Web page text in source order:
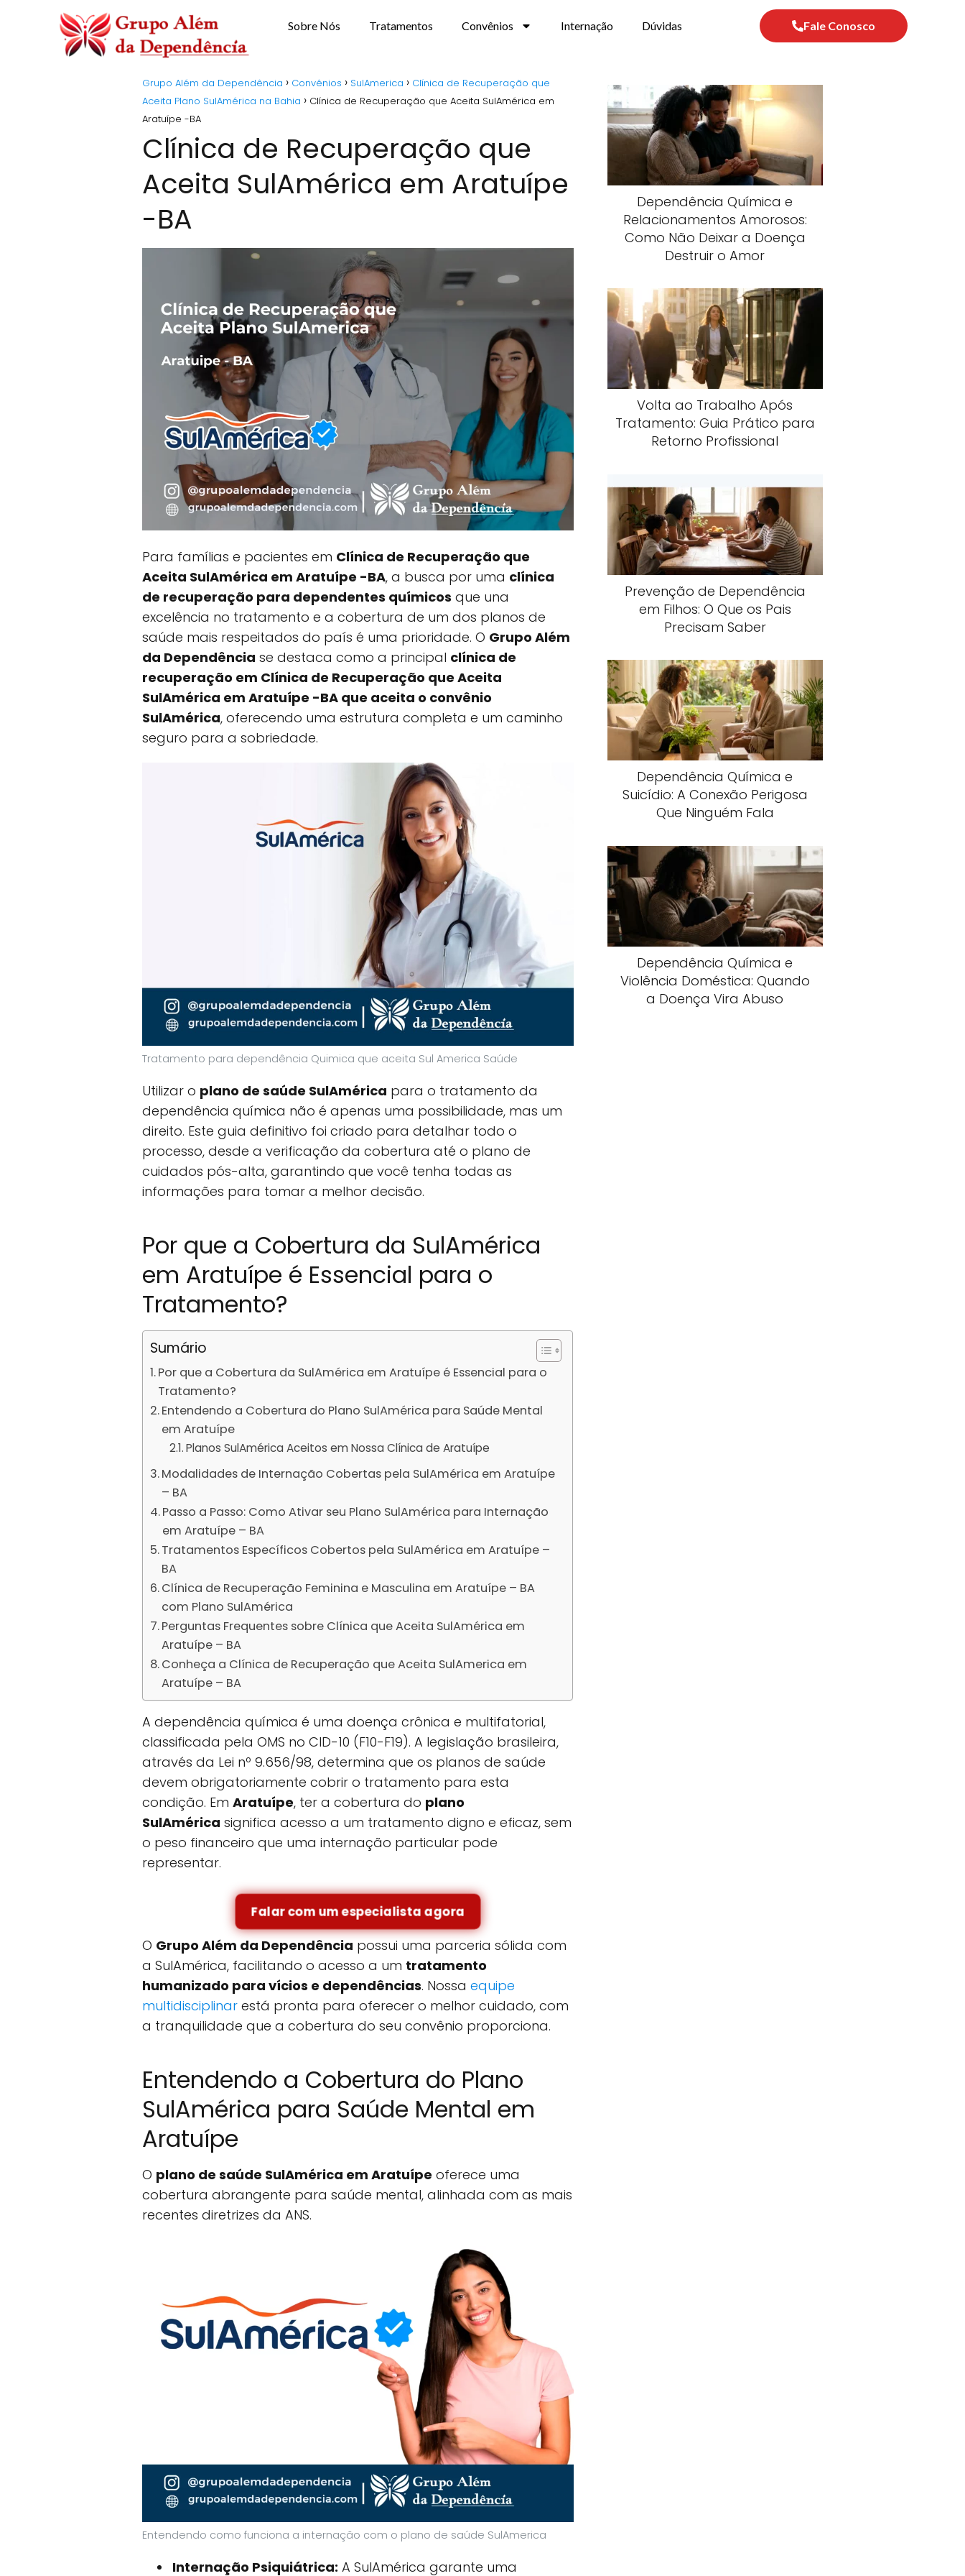
Sobre Nós Tratamentos Convênios Internação Dúvidas Fale Conosco
Grupo Além da Dependência Convênios SulAmerica
Clínica de Recuperação que
Aceita Plano SulAmérica na Bahia
Clínica de Recuperação que Aceita SulAmérica em
Aratuípe -BA
Clínica de Recuperação que
Aceita SulAmérica em Aratuípe
-BA
Para famílias e pacientes em Clínica de Recuperação que
Aceita SulAmérica em Aratuípe -BA, a busca por uma clínica
de recuperação para dependentes químicos que una
excelência no tratamento e a cobertura de um dos planos de
saúde mais respeitados do país é uma prioridade. O Grupo Além
da Dependência se destaca como a principal clínica de
recuperação em Clínica de Recuperação que Aceita
SulAmérica em Aratuípe -BA que aceita o convênio
SulAmérica, oferecendo uma estrutura completa e um caminho
seguro para a sobriedade.
Tratamento para dependência Quimica que aceita Sul America Saúde
Utilizar o plano de saúde SulAmérica para o tratamento da
dependência química não é apenas uma possibilidade, mas um
direito. Este guia definitivo foi criado para detalhar todo o
processo, desde a verificação da cobertura até o plano de
cuidados pós-alta, garantindo que você tenha todas as
informações para tomar a melhor decisão.
Por que a Cobertura da SulAmérica
em Aratuípe é Essencial para o
Tratamento?
Sumário
Por que a Cobertura da SulAmérica em Aratuípe é Essencial para o
Tratamento?
Entendendo a Cobertura do Plano SulAmérica para Saúde Mental
em Aratuípe
Planos SulAmérica Aceitos em Nossa Clínica de Aratuípe
Modalidades de Internação Cobertas pela SulAmérica em Aratuípe
– BA
Passo a Passo: Como Ativar seu Plano SulAmérica para Internação
em Aratuípe – BA
Tratamentos Específicos Cobertos pela SulAmérica em Aratuípe –
BA
Clínica de Recuperação Feminina e Masculina em Aratuípe – BA
com Plano SulAmérica
Perguntas Frequentes sobre Clínica que Aceita SulAmérica em
Aratuípe – BA
Conheça a Clínica de Recuperação que Aceita SulAmerica em
Aratuípe – BA
A dependência química é uma doença crônica e multifatorial,
classificada pela OMS no CID-10 (F10-F19). A legislação brasileira,
através da Lei nº 9.656/98, determina que os planos de saúde
devem obrigatoriamente cobrir o tratamento para esta
condição. Em Aratuípe, ter a cobertura do plano
SulAmérica significa acesso a um tratamento digno e eficaz, sem
o peso financeiro que uma internação particular pode
representar.
Falar com um especialista agora
O Grupo Além da Dependência possui uma parceria sólida com
a SulAmérica, facilitando o acesso a um tratamento
humanizado para vícios e dependências. Nossa equipe
multidisciplinar está pronta para oferecer o melhor cuidado, com
a tranquilidade que a cobertura do seu convênio proporciona.
Entendendo a Cobertura do Plano
SulAmérica para Saúde Mental em
Aratuípe
O plano de saúde SulAmérica em Aratuípe oferece uma
cobertura abrangente para saúde mental, alinhada com as mais
recentes diretrizes da ANS.
Entendendo como funciona a internação com o plano de saúde SulAmerica
Internação Psiquiátrica: A SulAmérica garante uma
Dependência Química e
Relacionamentos Amorosos:
Como Não Deixar a Doença
Destruir o Amor
Volta ao Trabalho Após
Tratamento: Guia Prático para
Retorno Profissional
Prevenção de Dependência
em Filhos: O Que os Pais
Precisam Saber
Dependência Química e
Suicídio: A Conexão Perigosa
Que Ninguém Fala
Dependência Química e
Violência Doméstica: Quando
a Doença Vira Abuso